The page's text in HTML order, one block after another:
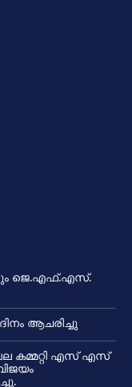
ജെ.എഫ്.എസ്.
ആചരിച്ചു
കമ്മറ്റി എസ് എസ്